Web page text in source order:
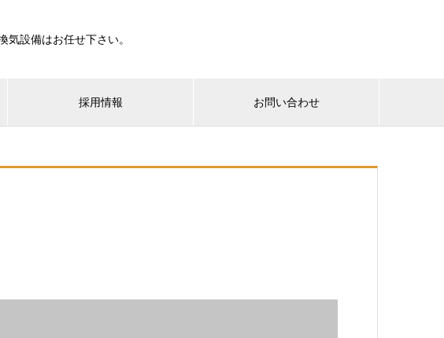
設備はお任せ下さい。
採用情報 お問い合わせ